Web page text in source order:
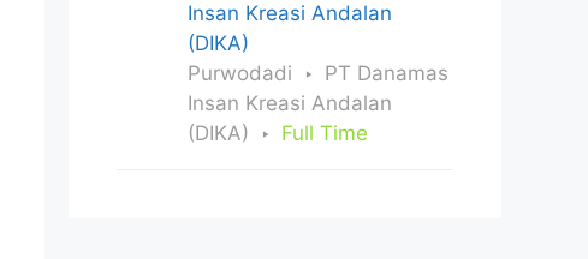
Insan Kreasi Andalan
(DIKA)
Purwodadi
PT Danamas
Insan Kreasi Andalan
(DIKA)
Full Time